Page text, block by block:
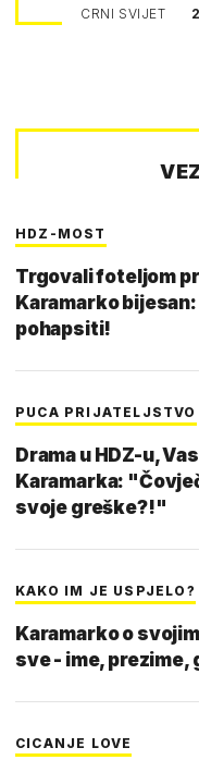
Pejin
CRNI SVIJET
HDZ-MOST
Trgovali foteljom
Karamarko bijesan:
pohapsiti!
PUCA PRIJATELJSTVO
Drama u HDZ-u,
Karamarka:
svoje greške?!"
KAKO IM JE USPJELO?
Karamarko o
sve - ime, prezime,
CICANJE LOVE